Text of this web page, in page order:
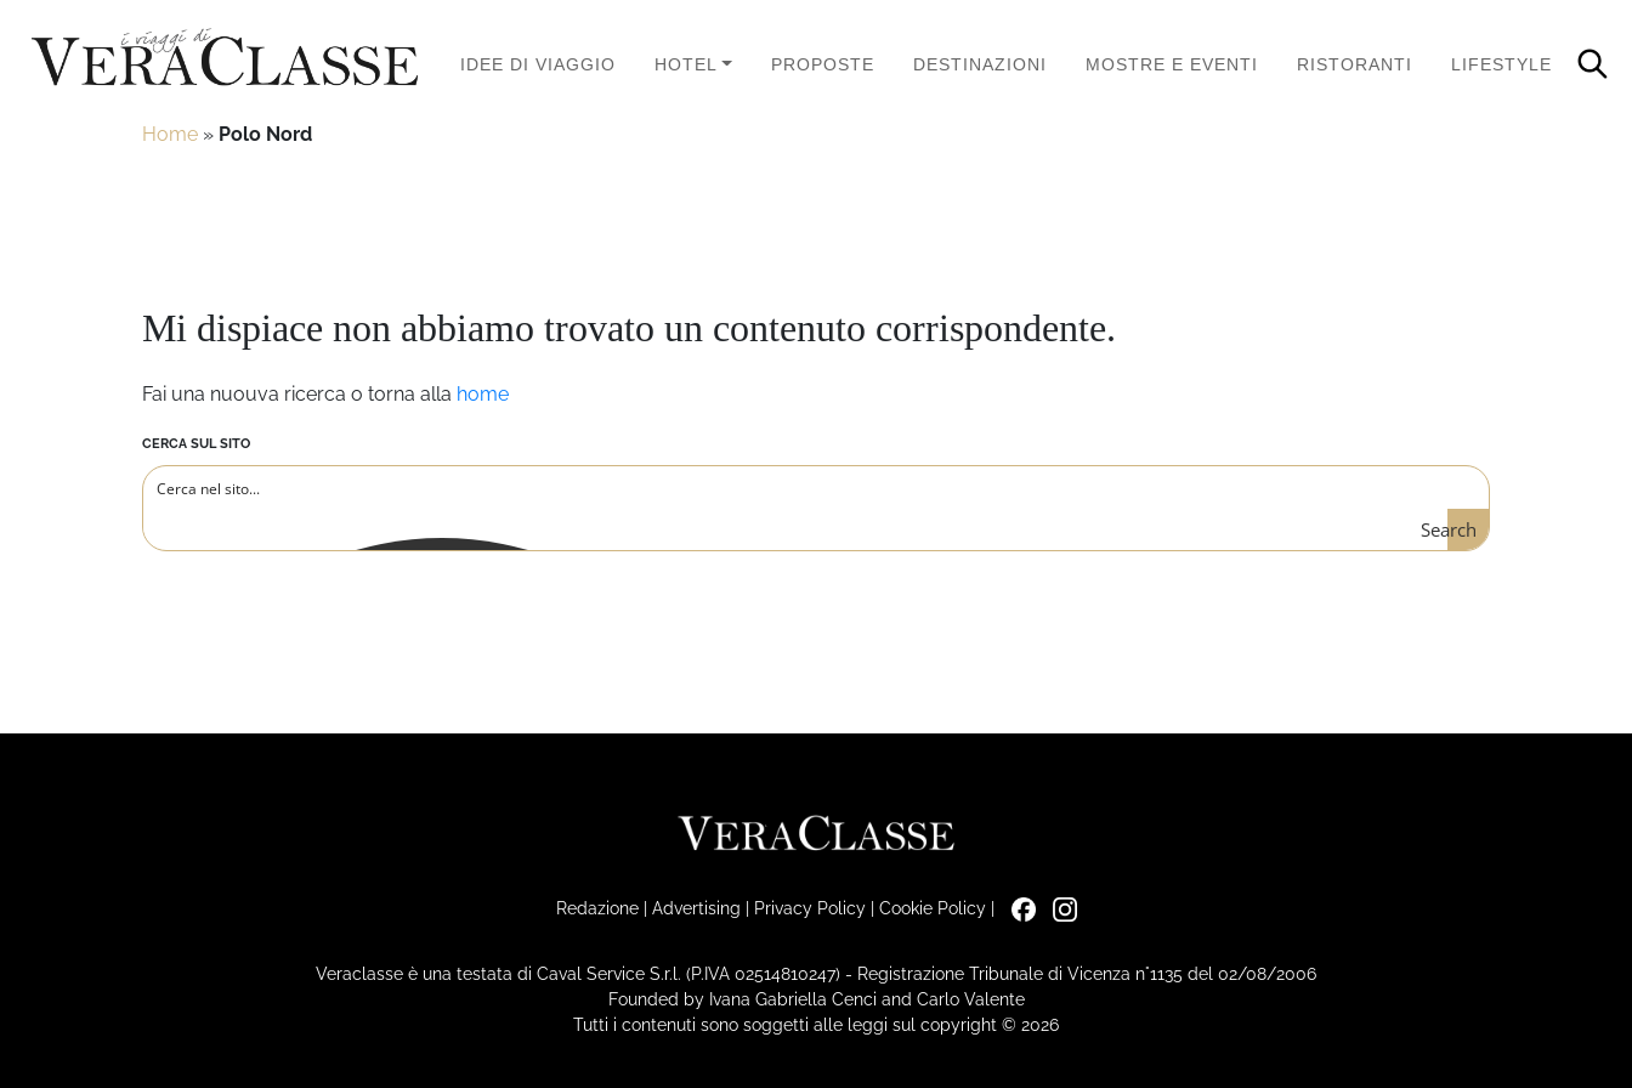
IDEE DI VIAGGIO HOTEL PROPOSTE DESTINAZIONI MOSTRE E EVENTI RISTORANTI LIFESTYLE
Home » Polo Nord
Mi dispiace non abbiamo trovato un contenuto corrispondente.
Fai una nuouva ricerca o torna alla home
CERCA SUL SITO
Search
Redazione| Advertising | Privacy Policy| Cookie Policy|
Veraclasse è una testata di Caval Service S.r.l. (P.IVA 02514810247) - Registrazione Tribunale di Vicenza n°1135 del 02/08/2006
Founded by Ivana Gabriella Cenci and Carlo Valente
Tutti i contenuti sono soggetti alle leggi sul copyright © 2026